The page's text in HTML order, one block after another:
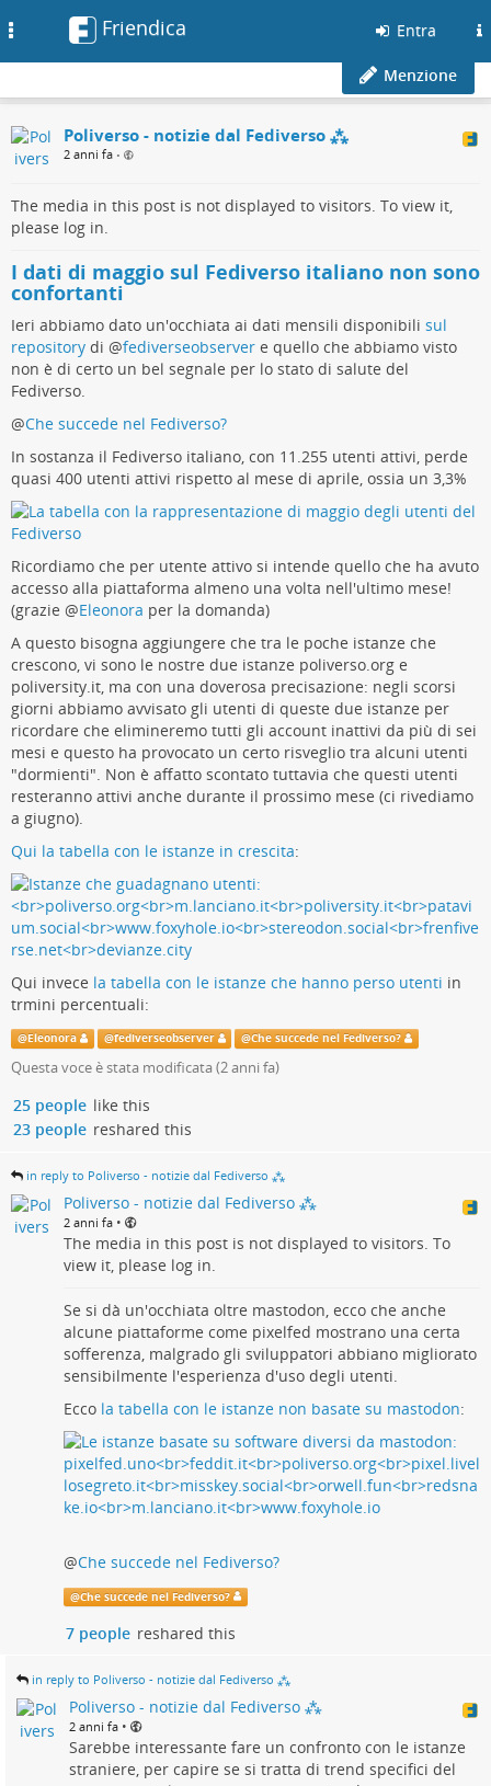
Friendica Entra
Menzione
Poliverso - notizie dal Fediverso ⁂
2 anni fa •
The media in this post is not displayed to visitors. To view it,
please log in.
I dati di maggio sul Fediverso italiano non sono
confortanti
Ieri abbiamo dato un'occhiata ai dati mensili disponibili sul
repository di @fediverseobserver e quello che abbiamo visto
non è di certo un bel segnale per lo stato di salute del
Fediverso.
@Che succede nel Fediverso?
In sostanza il Fediverso italiano, con 11.255 utenti attivi, perde
quasi 400 utenti attivi rispetto al mese di aprile, ossia un 3,3%
Ricordiamo che per utente attivo si intende quello che ha avuto
accesso alla piattaforma almeno una volta nell'ultimo mese!
(grazie @Eleonora per la domanda)
A questo bisogna aggiungere che tra le poche istanze che
crescono, vi sono le nostre due istanze poliverso.org e
poliversity.it, ma con una doverosa precisazione: negli scorsi
giorni abbiamo avvisato gli utenti di queste due istanze per
ricordare che elimineremo tutti gli account inattivi da più di sei
mesi e questo ha provocato un certo risveglio tra alcuni utenti
"dormienti". Non è affatto scontato tuttavia che questi utenti
resteranno attivi anche durante il prossimo mese (ci rivediamo
a giugno).
Qui la tabella con le istanze in crescita:
Qui invece la tabella con le istanze che hanno perso utenti in
trmini percentuali:
@Eleonora @fediverseobserver @Che succede nel Fediverso?
Questa voce è stata modificata (2 anni fa)
25 people like this
23 people reshared this
in reply to Poliverso - notizie dal Fediverso ⁂
Poliverso - notizie dal Fediverso ⁂
2 anni fa •
The media in this post is not displayed to visitors. To
view it, please log in.
Se si dà un'occhiata oltre mastodon, ecco che anche
alcune piattaforme come pixelfed mostrano una certa
sofferenza, malgrado gli sviluppatori abbiano migliorato
sensibilmente l'esperienza d'uso degli utenti.
Ecco la tabella con le istanze non basate su mastodon:
@Che succede nel Fediverso?
@Che succede nel Fediverso?
7 people reshared this
in reply to Poliverso - notizie dal Fediverso ⁂
Poliverso - notizie dal Fediverso ⁂
2 anni fa •
Sarebbe interessante fare un confronto con le istanze
straniere, per capire se si tratta di trend specifici del